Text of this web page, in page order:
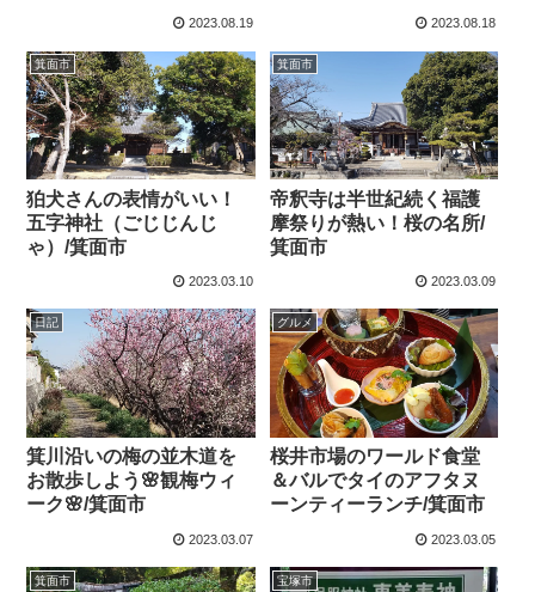
2023.08.19 2023.08.18
箕面市
狛犬さんの表情がいい！
五字神社（ごじじんじ
ゃ）/箕面市
2023.03.10
箕面市
帝釈寺は半世紀続く福護
摩祭りが熱い！桜の名所/
箕面市
2023.03.09
日記
箕川沿いの梅の並木道を
お散歩しよう🌸観梅ウィ
ーク🌸/箕面市
2023.03.07
グルメ
桜井市場のワールド食堂
＆バルでタイのアフタヌ
ーンティーランチ/箕面市
2023.03.05
箕面市 宝塚市